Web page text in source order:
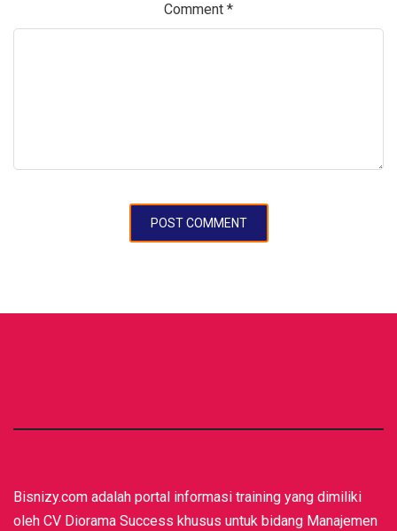
Comment *
Bisnizy.com adalah portal informasi training yang dimiliki
oleh CV Diorama Success khusus untuk bidang Manajemen